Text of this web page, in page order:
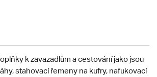
k zavazadlům a cestování jako jsou
stahovací řemeny na kufry, nafukovací